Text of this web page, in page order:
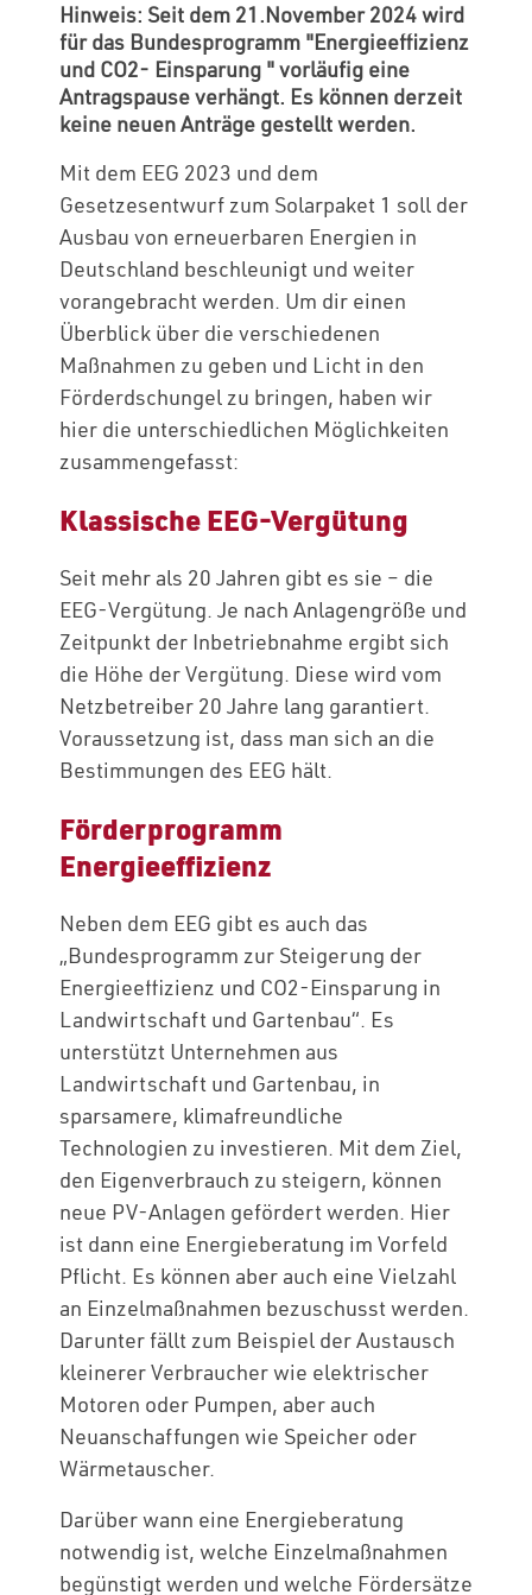
Hinweis: Seit dem 21.November 2024 wird
für das Bundesprogramm "Energieeffizienz
und CO2- Einsparung " vorläufig eine
Antragspause verhängt. Es können derzeit
keine neuen Anträge gestellt werden.
Mit dem EEG 2023 und dem
Gesetzesentwurf zum Solarpaket 1 soll der
Ausbau von erneuerbaren Energien in
Deutschland beschleunigt und weiter
vorangebracht werden. Um dir einen
Überblick über die verschiedenen
Maßnahmen zu geben und Licht in den
Förderdschungel zu bringen, haben wir
hier die unterschiedlichen Möglichkeiten
zusammengefasst:
Klassische EEG-Vergütung
Seit mehr als 20 Jahren gibt es sie – die
EEG-Vergütung. Je nach Anlagengröße und
Zeitpunkt der Inbetriebnahme ergibt sich
die Höhe der Vergütung. Diese wird vom
Netzbetreiber 20 Jahre lang garantiert.
Voraussetzung ist, dass man sich an die
Bestimmungen des EEG hält.
Förderprogramm
Energieeffizienz
Neben dem EEG gibt es auch das
„Bundesprogramm zur Steigerung der
Energieeffizienz und CO2-Einsparung in
Landwirtschaft und Gartenbau“. Es
unterstützt Unternehmen aus
Landwirtschaft und Gartenbau, in
sparsamere, klimafreundliche
Technologien zu investieren. Mit dem Ziel,
den Eigenverbrauch zu steigern, können
neue PV-Anlagen gefördert werden. Hier
ist dann eine Energieberatung im Vorfeld
Pflicht. Es können aber auch eine Vielzahl
an Einzelmaßnahmen bezuschusst werden.
Darunter fällt zum Beispiel der Austausch
kleinerer Verbraucher wie elektrischer
Motoren oder Pumpen, aber auch
Neuanschaffungen wie Speicher oder
Wärmetauscher.
Darüber wann eine Energieberatung
notwendig ist, welche Einzelmaßnahmen
begünstigt werden und welche Fördersätze